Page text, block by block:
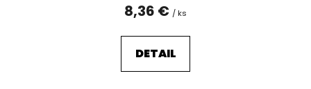
8,36 € / ks
DETAIL